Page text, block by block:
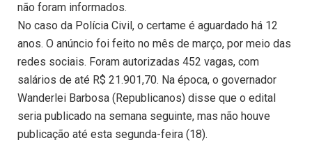
não foram informados.
No caso da Polícia Civil, o certame é aguardado há 12
anos. O anúncio foi feito no mês de março, por meio das
redes sociais. Foram autorizadas 452 vagas, com
salários de até R$ 21.901,70. Na época, o governador
Wanderlei Barbosa (Republicanos) disse que o edital
seria publicado na semana seguinte, mas não houve
publicação até esta segunda-feira (18).